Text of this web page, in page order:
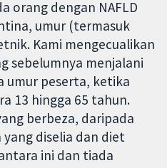
orang dengan NAFLD
umur (termasuk
Kami mengecualikan
sebelumnya menjalani
umur peserta, ketika
13 hingga 65 tahun.
berbeza, daripada
diselia dan diet
ini dan tiada